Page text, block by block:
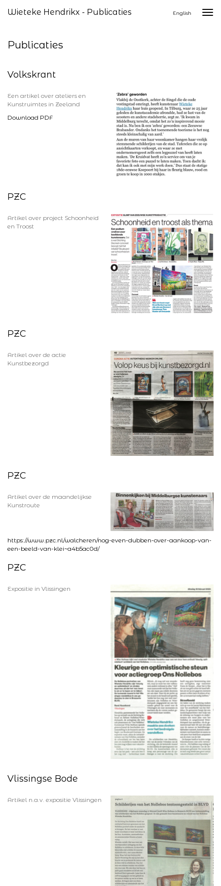
Wieteke Hendrikx - Publicaties English
Publicaties
Volkskrant
Een artikel over ateliers en
Kunstruimtes in Zeeland
Download PDF
PZC
Artikel over project Schoonheid
en Troost
PZC
Artikel over de actie
Kunstbezorgd
PZC
Artikel over de maandelijkse
Kunstroute
https://www.pzc.nl/walcheren/nog-even-dubben-over-aankoop-van-
een-beeld-van-klei~a4b5ac0d/
PZC
Expositie in Vlissingen
Vlissingse Bode
Artikel n.a.v. expositie Vlissingen